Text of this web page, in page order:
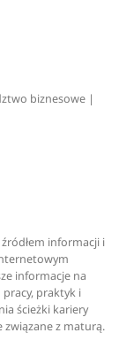
biznesowe |
informacji i
informacje na
praktyk i
ścieżki kariery
z maturą.